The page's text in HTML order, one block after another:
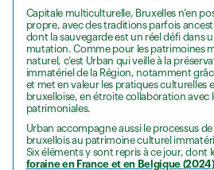
Capitale multiculturelle, Bruxelles n’en
propre, avec des traditions parfois
dont la sauvegarde est un réel défi dans
mutation. Comme pour les patrimoines
naturel, c’est Urban qui veille à la
immatériel de la Région, notamment
et met en valeur les pratiques culturelles
bruxelloise, en étroite collaboration avec
patrimoniales.
Urban accompagne aussi le processus
bruxellois au patrimoine culturel
Six éléments y sont repris à ce jour, dont
foraine en France et en Belgique (2024)